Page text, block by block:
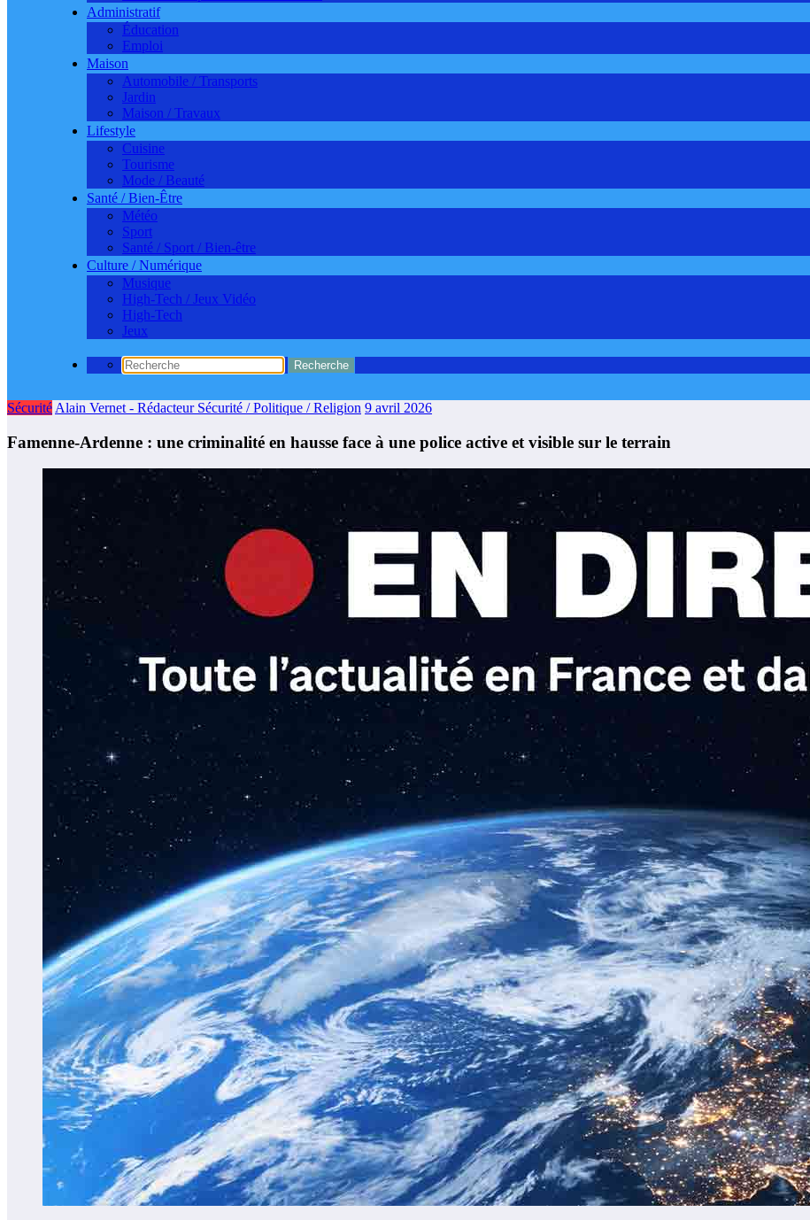
Administratif
Éducation
Emploi
Maison
Automobile / Transports
Jardin
Maison / Travaux
Lifestyle
Cuisine
Tourisme
Mode / Beauté
Santé / Bien-Être
Météo
Sport
Santé / Sport / Bien-être
Culture / Numérique
Musique
High-Tech / Jeux Vidéo
High-Tech
Jeux
Sécurité Alain Vernet - Rédacteur Sécurité / Politique / Religion 9 avril 2026
Famenne-Ardenne : une criminalité en hausse face à une police active et visible sur le terrain